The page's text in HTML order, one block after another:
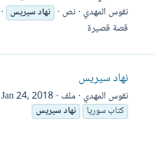
نقوس المهدي نص نهادسيريس
قصة قصيرة
نهاد سيريس
نقوس المهدي ملف Jan 24, 2018
كتاب سوريا نهادسيريس